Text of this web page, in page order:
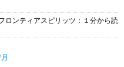
ロンティアスピリッツ：１分から読